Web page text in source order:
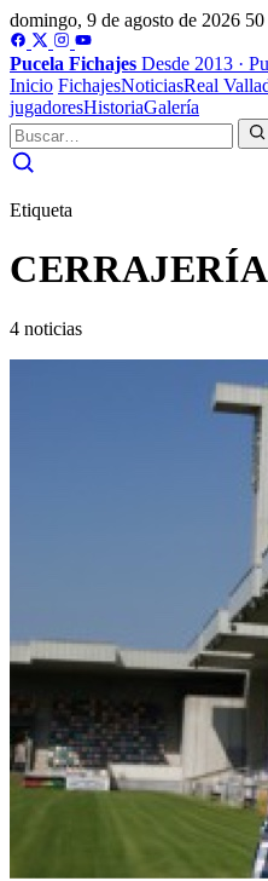
domingo, 9 de agosto de 2026
Pucela Fichajes Desde 2013 ·
Inicio FichajesNoticiasReal
jugadoresHistoriaGalería
Etiqueta
CERRAJERÍA
4 noticias